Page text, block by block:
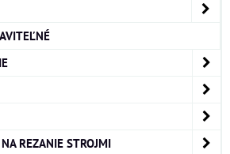
REZANIE STROJMI